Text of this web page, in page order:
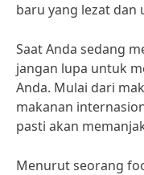
baru yang lezat dan
Saat Anda sedang
jangan lupa untuk
Anda. Mulai dari
makanan
pasti akan
Menurut seorang